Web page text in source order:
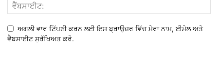
ਅਗਲੀ ਵਾਰ ਟਿੱਪਣੀ ਕਰਨ ਲਈ ਇਸ ਬ੍ਰਾਉਜ਼ਰ ਵਿੱਚ ਮੇਰਾ ਨਾਮ, ਈਮੇਲ ਅਤੇ
ਵੈਬਸਾਈਟ ਸੁਰੱਖਿਅਤ ਕਰੋ.